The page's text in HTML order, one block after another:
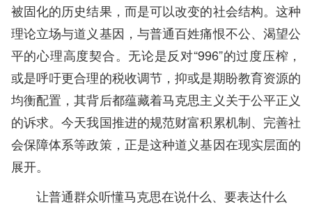
被固化的历史结果，而是可以改变的社会结构。这种
理论立场与道义基因，与普通百姓痛恨不公、渴望公
平的心理高度契合。无论是反对“996”的过度压榨，
或是呼吁更合理的税收调节，抑或是期盼教育资源的
均衡配置，其背后都蕴藏着马克思主义关于公平正义
的诉求。今天我国推进的规范财富积累机制、完善社
会保障体系等政策，正是这种道义基因在现实层面的
展开。
让普通群众听懂马克思在说什么、要表达什么